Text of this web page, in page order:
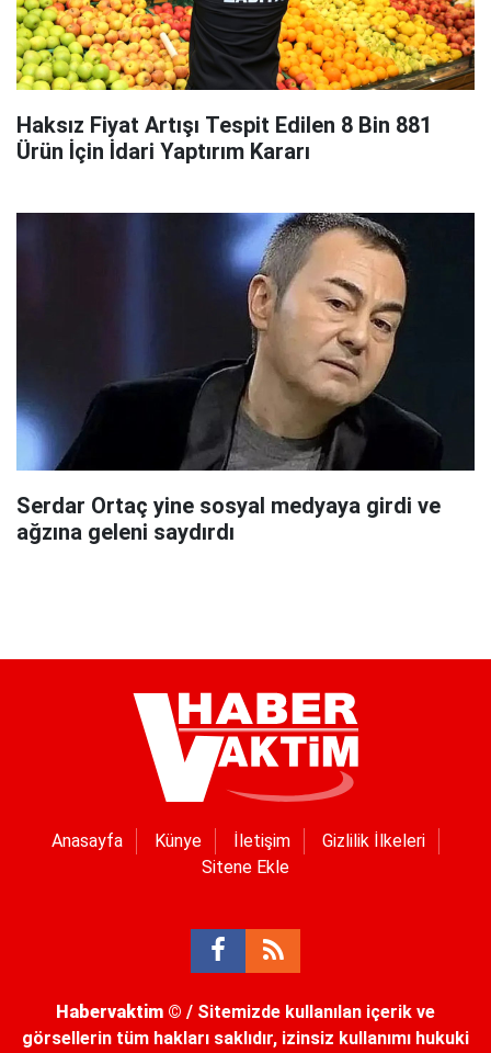
Haksız Fiyat Artışı Tespit Edilen 8 Bin 881
Ürün İçin İdari Yaptırım Kararı
Serdar Ortaç yine sosyal medyaya girdi ve
ağzına geleni saydırdı
Anasayfa Künye İletişim
Gizlilik İlkeleri
Sitene Ekle
Habervaktim © / Sitemizde kullanılan içerik ve
görsellerin tüm hakları saklıdır, izinsiz kullanımı hukuki